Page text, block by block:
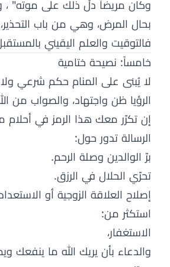
وكان مريضاً دلّ ذلك على موته" ،
بحال المرض، وهي من باب
فالتوقيت والعلم اليقيني
خامساً: نصيحة ختامية
لا يُبنى على المنام حكم شرعي
الرؤيا ظن واجتهاد، والصواب من
إن تكرّر معك هذا الرمز في أحلام
الرسالة تدور حول:
برّ الوالدين وصلة الرحم.
تحرّي الحلال في الرزق.
إصلاح العلاقة الزوجية أو
استكثر من:
الاستغفار،
والدعاء بأن يريك الله ما ينفعك